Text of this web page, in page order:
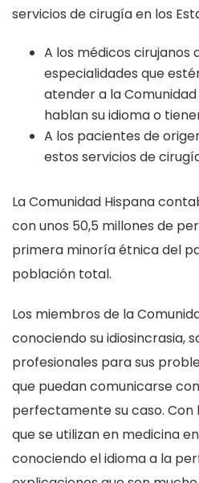
servicios de cirugía en los
A los médicos cirujanos
especialidades que
atender a la
hablan su idioma o
A los pacientes de
estos servicios de
La Comunidad Hispana
con unos 50,5 millones de
primera minoría étnica del
población total.
Los miembros de la
conociendo su idiosincrasia,
profesionales para sus
que puedan comunicarse
perfectamente su caso.
que se utilizan en medicina
conociendo el idioma a la